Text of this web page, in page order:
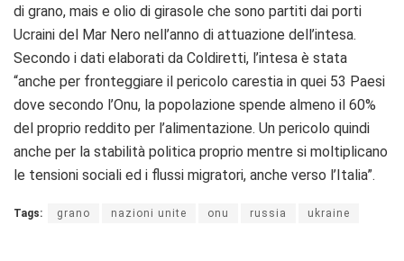
di grano, mais e olio di girasole che sono partiti dai porti
Ucraini del Mar Nero nell’anno di attuazione dell’intesa.
Secondo i dati elaborati da Coldiretti, l’intesa è stata
“anche per fronteggiare il pericolo carestia in quei 53 Paesi
dove secondo l’Onu, la popolazione spende almeno il 60%
del proprio reddito per l’alimentazione. Un pericolo quindi
anche per la stabilità politica proprio mentre si moltiplicano
le tensioni sociali ed i flussi migratori, anche verso l’Italia”.
Tags: grano nazioni unite onu russia ukraine